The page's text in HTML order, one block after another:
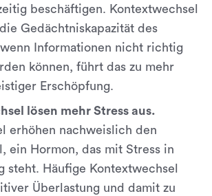
beschäftigen. Kontextwechsel
Gedächtniskapazität des
Informationen nicht richtig
können, führt das zu mehr
Erschöpfung.
lösen mehr Stress aus.
erhöhen nachweislich den
ein Hormon, das mit Stress in
steht. Häufige Kontextwechsel
Überlastung und damit zu